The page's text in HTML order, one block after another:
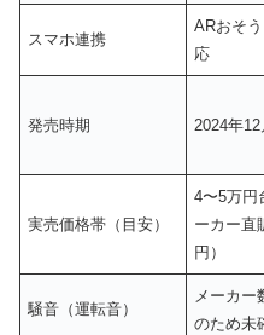
スマホ連携
ARおそ
応
発売時期 2024年
実売価格帯（目安）
4〜5万円
ーカー直
円）
騒音（運転音）
メーカー
のため未